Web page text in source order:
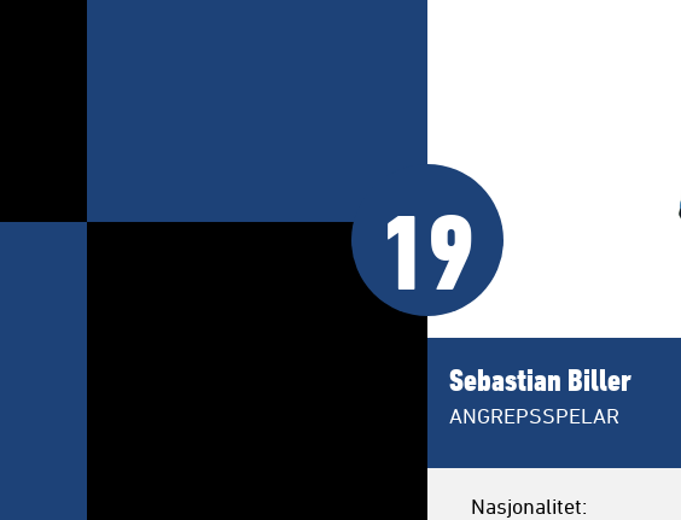
19
Sebastian Biller
ANGREPSSPELAR
Nasjonalitet